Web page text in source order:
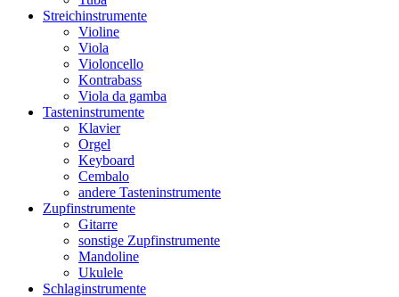
Streichinstrumente
Violine
Viola
Violoncello
Kontrabass
Viola da gamba
Tasteninstrumente
Klavier
Orgel
Keyboard
Cembalo
andere Tasteninstrumente
Zupfinstrumente
Gitarre
sonstige Zupfinstrumente
Mandoline
Ukulele
Schlaginstrumente